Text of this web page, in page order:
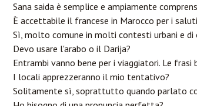
Sana saida è semplice e ampiamente
È accettabile il francese in Marocco per i
Sì, molto comune in molti contesti urbani e di
Devo usare l'arabo o il Darija?
Entrambi vanno bene per i viaggiatori. Le
I locali apprezzeranno il mio tentativo?
Solitamente sì, soprattutto quando parlato